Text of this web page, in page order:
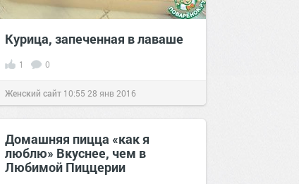
Курица, запеченная в лаваше
1 0
Женский сайт 10:55 28 янв 2016
Домашняя пицца «как я
люблю» Вкуснее, чем в
Любимой Пиццерии